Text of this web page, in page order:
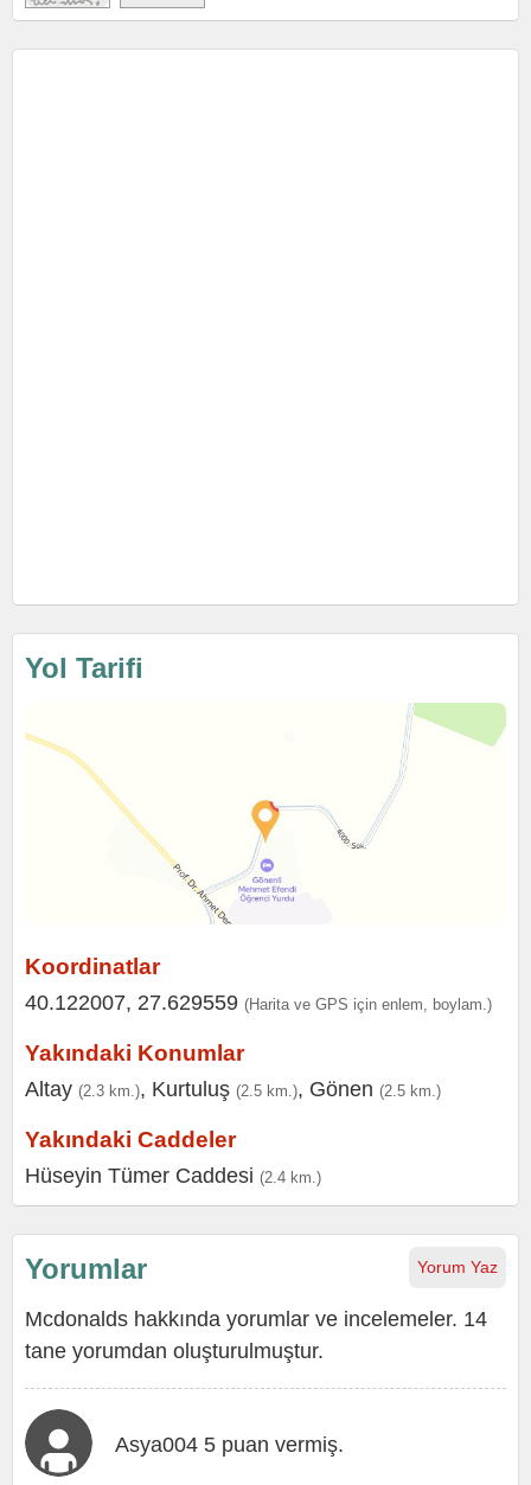
Yol Tarifi
Koordinatlar
40.122007, 27.629559 (Harita ve GPS için enlem, boylam.)
Yakındaki Konumlar
Altay (2.3 km.), Kurtuluş (2.5 km.), Gönen (2.5 km.)
Yakındaki Caddeler
Hüseyin Tümer Caddesi (2.4 km.)
Yorum Yaz
Yorumlar
Mcdonalds hakkında yorumlar ve incelemeler. 14
tane yorumdan oluşturulmuştur.
Asya004 5 puan vermiş.